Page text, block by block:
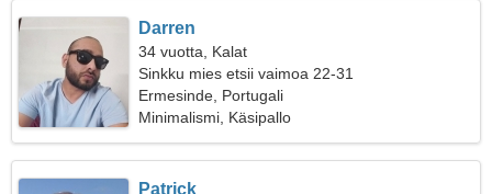
Darren
34 vuotta, Kalat
Sinkku mies etsii vaimoa 22-31
Ermesinde, Portugali
Minimalismi, Käsipallo
Patrick